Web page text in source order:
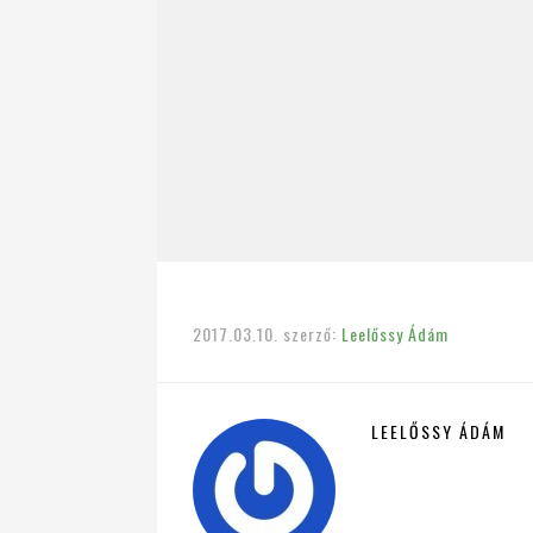
2017.03.10. szerző: Leelőssy Ádám
LEELŐSSY ÁDÁM